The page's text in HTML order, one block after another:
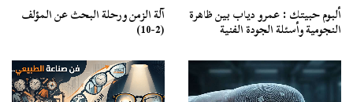
ألبوم حبيتك : عمرو دياب بين ظاهرة
النجومية وأسئلة الجودة الفنية
آلة الزمن ورحلة البحث عن المؤلف
(2-10)